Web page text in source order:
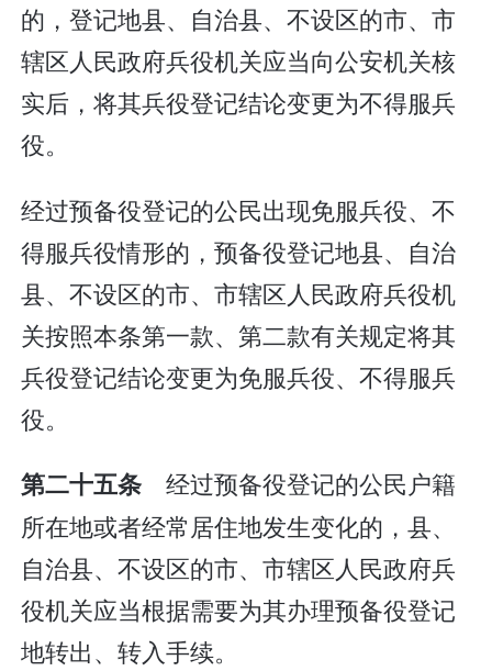
的，登记地县、自治县、不设区的市、市
辖区人民政府兵役机关应当向公安机关核
实后，将其兵役登记结论变更为不得服兵
役。
经过预备役登记的公民出现免服兵役、不
得服兵役情形的，预备役登记地县、自治
县、不设区的市、市辖区人民政府兵役机
关按照本条第一款、第二款有关规定将其
兵役登记结论变更为免服兵役、不得服兵
役。
第二十五条经过预备役登记的公民户籍
所在地或者经常居住地发生变化的，县、
自治县、不设区的市、市辖区人民政府兵
役机关应当根据需要为其办理预备役登记
地转出、转入手续。